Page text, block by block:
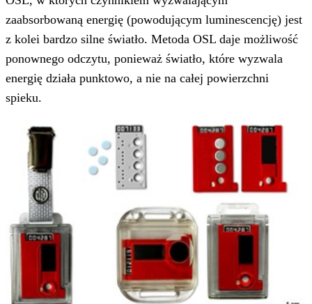
zaabsorbowaną energię (powodującym luminescencję) jest
z kolei bardzo silne światło. Metoda OSL daje możliwość
ponownego odczytu, ponieważ światło, które wyzwala
energię działa punktowo, a nie na całej powierzchni
spieku.